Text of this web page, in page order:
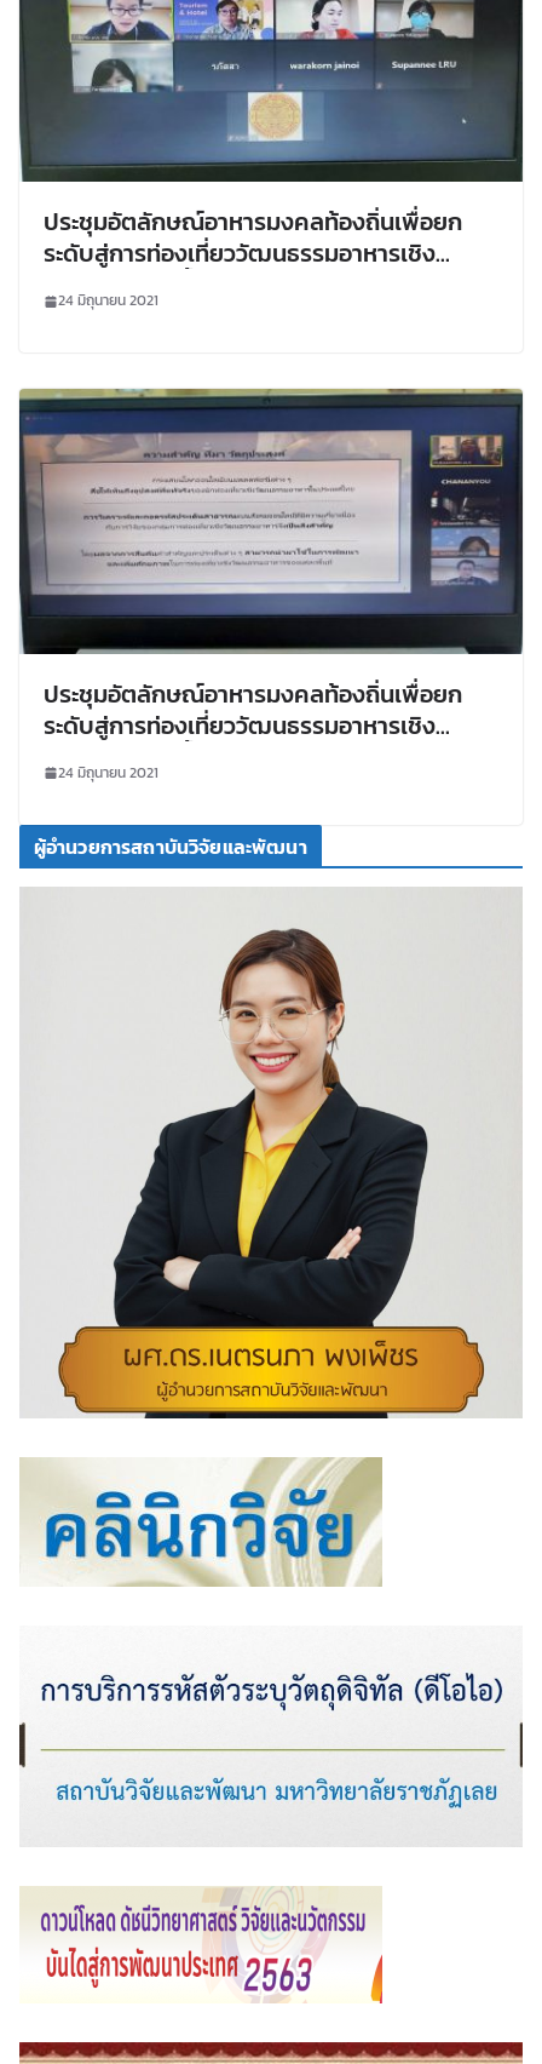
ประชุมอัตลักษณ์อาหารมงคลท้องถิ่นเพื่อยก
ระดับสู่การท่องเที่ยววัฒนธรรมอาหารเชิง
สร้างสรรค์ลุ่มน้ำโขง
24 มิถุนายน 2021
ประชุมอัตลักษณ์อาหารมงคลท้องถิ่นเพื่อยก
ระดับสู่การท่องเที่ยววัฒนธรรมอาหารเชิง
จัดการทุนด้านการพัฒนาระดับพื้นที่ (บพข.)
24 มิถุนายน 2021
ผู้อำนวยการสถาบันวิจัยและพัฒนา